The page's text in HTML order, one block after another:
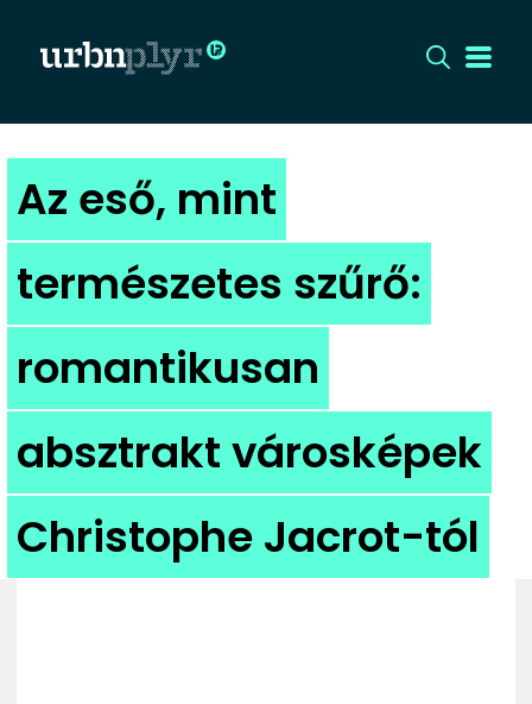
CÍMLAP
DIZÁJN
DIVAT
HIP
KULT
UTCA
ZENE
Az eső, mint
természetes szűrő:
romantikusan
absztrakt városképek
Christophe Jacrot-tól